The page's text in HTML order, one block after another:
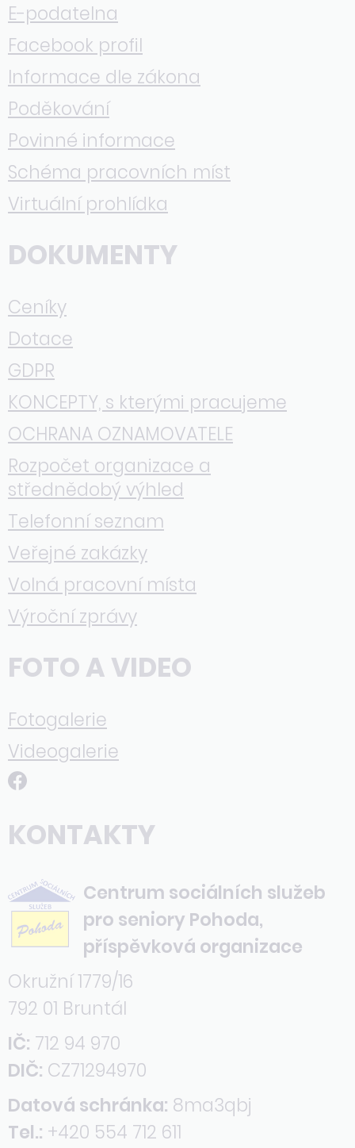
E-podatelna
Facebook profil
Informace dle zákona
Poděkování
Povinné informace
Schéma pracovních míst
Virtuální prohlídka
DOKUMENTY
Ceníky
Dotace
GDPR
KONCEPTY, s kterými pracujeme
OCHRANA OZNAMOVATELE
Rozpočet organizace a
střednědobý výhled
Telefonní seznam
Veřejné zakázky
Volná pracovní místa
Výroční zprávy
FOTO A VIDEO
Fotogalerie
Videogalerie
KONTAKTY
Centrum sociálních služeb
pro seniory Pohoda,
příspěvková organizace
Okružní 1779/16
792 01 Bruntál
IČ: 712 94 970
DIČ: CZ71294970
Datová schránka: 8ma3qbj
Tel.: +420 554 712 611